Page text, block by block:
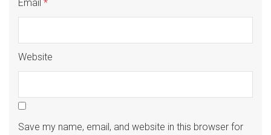
Email *
Website
Save my name, email, and website in this browser for